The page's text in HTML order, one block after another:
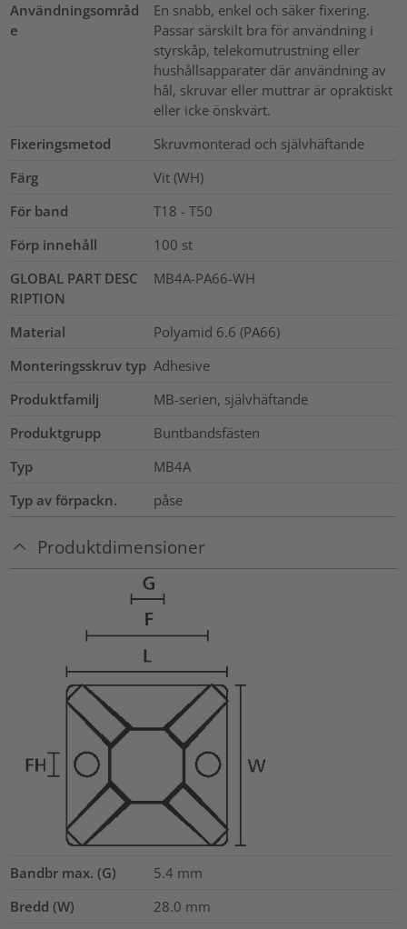
Användningsområd
e
En snabb, enkel och säker fixering.
Passar särskilt bra för användning i
styrskåp, telekomutrustning eller
hushållsapparater där användning av
hål, skruvar eller muttrar är opraktiskt
eller icke önskvärt.
Fixeringsmetod
Skruvmonterad och självhäftande
Färg
Vit (WH)
För band
T18 - T50
Förp innehåll
100 st
GLOBAL PART DESC
RIPTION
MB4A-PA66-WH
Material
Polyamid 6.6 (PA66)
Monteringsskruv typ Adhesive
Produktfamilj
MB-serien, självhäftande
Produktgrupp
Buntbandsfästen
Typ
MB4A
Typ av förpackn.
påse
Produktdimensioner
Bandbr max. (G) 5.4 mm
Bredd (W)
28.0 mm